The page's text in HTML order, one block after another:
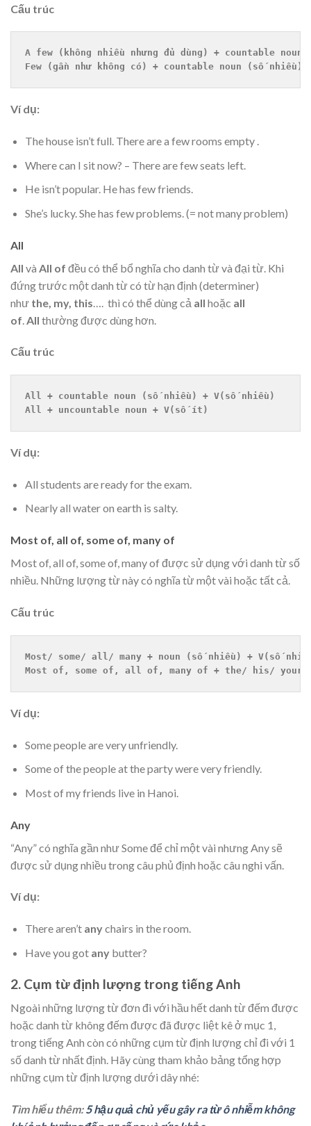
Cấu trúc
A few (không nhiều nhưng đủ dùng) + countable
Few (gần như không có) + countable noun (số nhiều)
Ví dụ:
The house isn’t full. There are a few rooms empty .
Where can I sit now? – There are few seats left.
He isn’t popular. He has few friends.
She’s lucky. She has few problems. (= not many problem)
All
All và All of đều có thể bổ nghĩa cho danh từ và đại từ. Khi
đứng trước một danh từ có từ hạn định (determiner)
như the, my, this …. thì có thể dùng cả all hoặc all
of All thường được dùng hơn.
Cấu trúc
All + countable noun (số nhiều) + V(số nhiều)
All + uncountable noun + V(số ít)
Ví dụ:
All students are ready for the exam.
Nearly all water on earth is salty.
Most of, all of, some of, many of
Most of, all of, some of, many of được sử dụng với danh từ số
nhiều. Những lượng từ này có nghĩa từ một vài hoặc tất cả.
Cấu trúc
Most/ some/ all/ many + noun (số nhiều) + V(số
Most of, some of, all of, many of + the/ his/ your/
Ví dụ:
Some people are very unfriendly.
Some of the people at the party were very friendly.
Most of my friends live in Hanoi.
Any
“Any” có nghĩa gần như Some để chỉ một vài nhưng Any sẽ
được sử dụng nhiều trong câu phủ định hoặc câu nghi vấn.
Ví dụ:
There aren’t anychairs in the room.
Have you got any butter?
2. Cụm từ định lượng trong tiếng Anh
Ngoài những lượng từ đơn đi với hầu hết danh từ đếm được
hoặc danh từ không đếm được đã được liệt kê ở mục 1,
trong tiếng Anh còn có những cụm từ định lượng chỉ đi với 1
số danh từ nhất định. Hãy cùng tham khảo bảng tổng hợp
những cụm từ định lượng dưới dây nhé:
Tìm hiểu thêm:5 hậu quả chủ yếu gây ra từ ô nhiễm không